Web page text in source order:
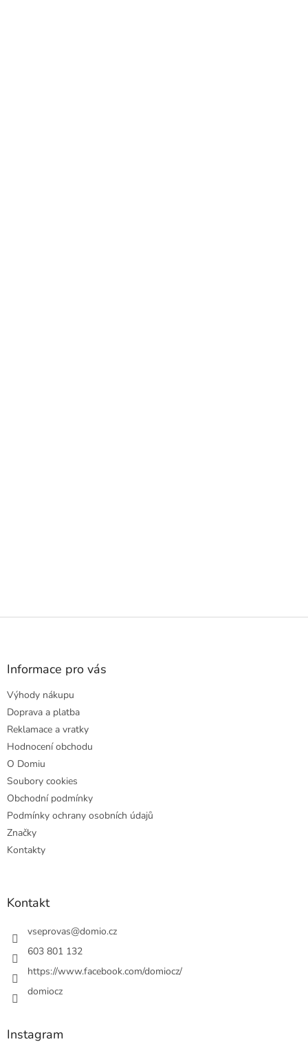
Z
Informace pro vás
Výhody nákupu
Doprava a platba
Reklamace a vratky
Hodnocení obchodu
O Domiu
Soubory cookies
Obchodní podmínky
Podmínky ochrany osobních údajů
Značky
Kontakty
Kontakt
vseprovas@domio.cz
603 801 132
https://www.facebook.com/domiocz/
domiocz
Instagram